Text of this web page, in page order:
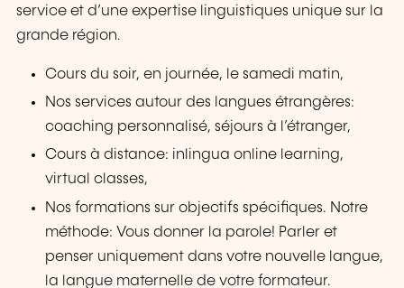
service et d’une expertise linguistiques unique sur la
grande région.
Cours du soir, en journée, le samedi matin,
Nos services autour des langues étrangères:
coaching personnalisé, séjours à l’étranger,
Cours à distance: inlingua online learning,
virtual classes,
Nos formations sur objectifs spécifiques. Notre
méthode: Vous donner la parole! Parler et
penser uniquement dans votre nouvelle langue,
la langue maternelle de votre formateur.